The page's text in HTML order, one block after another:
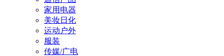
家用电器
美妆日化
运动户外
服装
传媒/广电